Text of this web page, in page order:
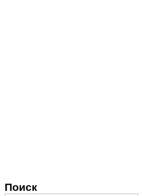
Поиск